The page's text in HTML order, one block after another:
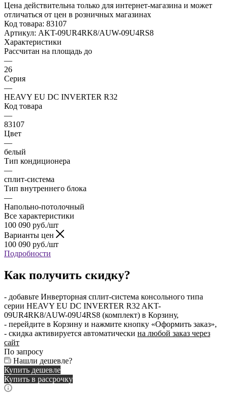
Цена действительна только для интернет-магазина и может
отличаться от цен в розничных магазинах
Код товара: 83107
Артикул: AKT-09UR4RK8/AUW-09U4RS8
Характеристики
Рассчитан на площадь до
—
26
Серия
—
HEAVY EU DC INVERTER R32
Код товара
—
83107
Цвет
—
белый
Тип кондиционера
—
сплит-система
Тип внутреннего блока
—
Напольно-потолочный
Все характеристики
100 090 руб./шт
Варианты цен
100 090 руб./шт
Подробности
Как получить скидку?
- добавьте Инверторная сплит-система консольного типа
серии HEAVY EU DC INVERTER R32 AKT-
09UR4RK8/AUW-09U4RS8 (комплект) в Корзину,
- перейдите в Корзину и нажмите кнопку «Оформить заказ»,
- скидка активируется автоматически на любой заказ через
сайт
По запросу
Нашли дешевле?
Купить дешевле
Купить в рассрочку